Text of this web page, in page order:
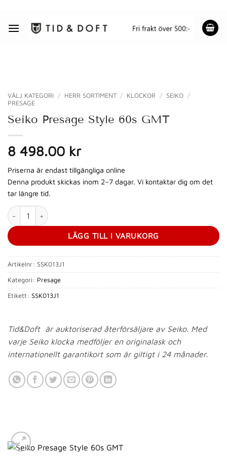
content
VÄLJ KATEGORI / HERR SORTIMENT / KLOCKOR / SEIKO
/
PRESAGE
Seiko Presage Style 60s GMT
8 498.00 kr
Priserna är endast tillgängliga online
Denna produkt skickas inom 2–7 dagar. Vi kontaktar dig om det
tar längre tid.
Seiko Presage Style 60s GMT mängd
LÄGG TILL I VARUKORG
Artikelnr: SSK013J1
Kategori: Presage
Etikett: SSK013J1
Tid&Doft är auktoriserad återförsäljare av Seiko. Med
varje Seiko klocka medföljer en originalask och
internationellt garantikort som är giltigt i 24 månader.